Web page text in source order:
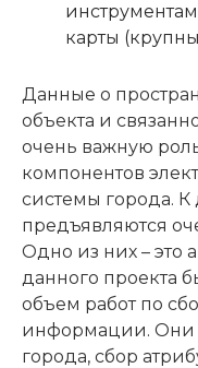
карты
Данные о
объекта и
очень важную
компонентов
системы города.
предъявляются
Одно из них – это
данного проекта
объем работ по
информации. Они
города, сбор